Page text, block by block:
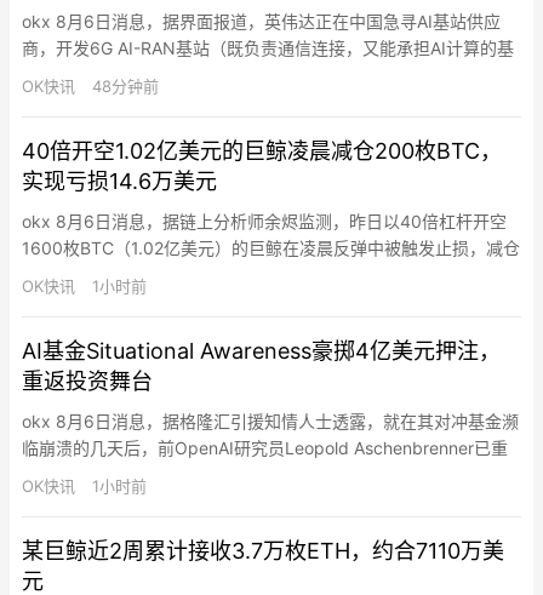
okx 8月6日消息，据界面报道，英伟达正在中国急寻AI基站供应
商，开发6G AI-RAN基站（既负责通信连接，又能承担AI计算的基
站）。从通信产业链核心人士处获悉，英伟达正在加速进入电信运
营商市场，并在中国寻找基站厂商合作方，开发符合海外市场要求
一，其内部人士确认，英伟达从2025年就与公司接触，目…
OK快讯 48分钟前
40倍开空1.02亿美元的巨鲸凌晨减仓200枚BTC，
实现亏损14.6万美元
okx 8月6日消息，据链上分析师余烬监测，昨日以40倍杠杆开空
1600枚BTC（1.02亿美元）的巨鲸在凌晨反弹中被触发止损，减仓
200枚BTC（1300万美元），实现亏损14.6万美元。其在64885
至68254美元区间挂单止损，每笔50枚BTC。目前仍持有1400枚
OK快讯 1小时前
AI基金Situational Awareness豪掷4亿美元押注，
重返投资舞台
okx 8月6日消息，据格隆汇引援知情人士透露，就在其对冲基金濒
临崩溃的几天后，前OpenAI研究员Leopold Aschenbrenner已重
返投资舞台，豪掷4亿美元支持一家私营公司。这笔于周二完成的
投资，是Aschenbrenner在AI主题对冲基金Situational Awareness
何收…
OK快讯 1小时前
某巨鲸近2周累计接收3.7万枚ETH，约合7110万美
元